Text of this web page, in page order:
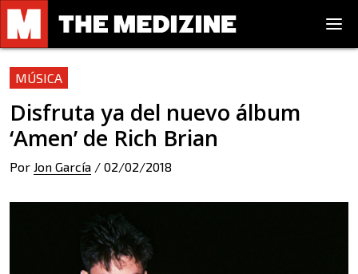
MÚSICA
Disfruta ya del nuevo álbum
‘Amen’ de Rich Brian
Por Jon García / 02/02/2018